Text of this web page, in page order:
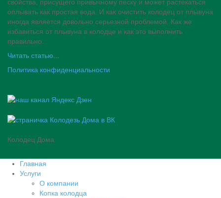
свойства, присущего привычному песку и может растекаться
оплывать как простая вода. И как очистить колодец от плывуна
иногда является довольно серьезной проблемой. Как же
избавиться от плывуна в колодце и как это выполнить
правильно.
Читать статью...
Политика конфиденциальности
Колодец Дома
Главная
Услуги
О компании
Копка колодца